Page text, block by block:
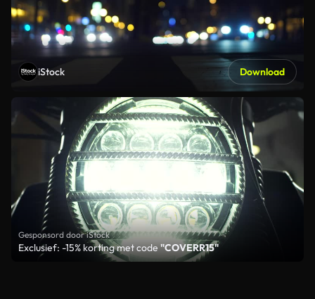
iStock Download
Gesponsord door iStock
Exclusief: -15% korting met code"COVERR15"